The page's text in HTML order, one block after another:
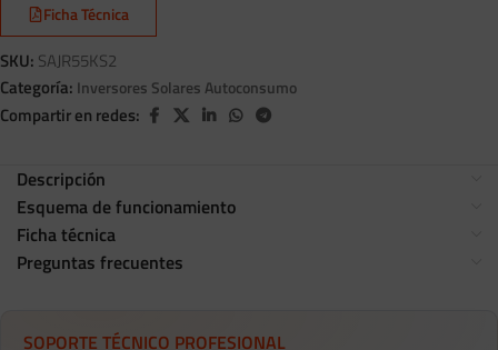
Ficha Técnica
SKU: SAJR55KS2
Categoría: Inversores Solares Autoconsumo
Compartir en redes:
Descripción
Esquema de funcionamiento
Ficha técnica
Preguntas frecuentes
SOPORTE TÉCNICO PROFESIONAL